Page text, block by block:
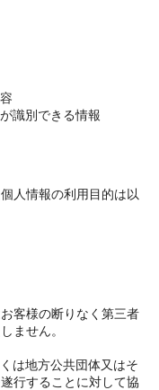
識別できる情報
人情報の利用目的は以
客様の断りなく第三者
ません。
は地方公共団体又はそ
行することに対して協